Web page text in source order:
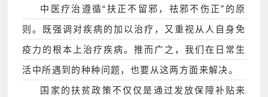
中医疗治遵循“扶正不留邪，祛邪不伤正”的原
则。既强调对疾病的加以治疗，又重视从人自身免
疫力的根本上治疗疾病。推而广之，我们在日常生
活中所遇到的种种问题，也要从这两方面来解决。
国家的扶贫政策不仅仅是通过发放保障补贴来